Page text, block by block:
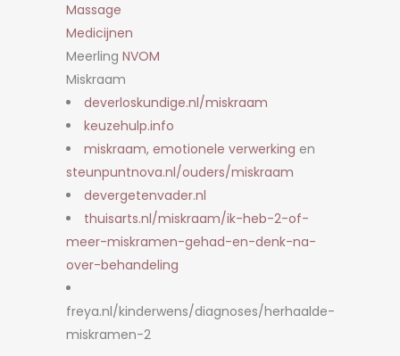
Massage
Medicijnen
Meerling NVOM
Miskraam
deverloskundige.nl/miskraam
keuzehulp.info
miskraam, emotionele verwerking en
steunpuntnova.nl/ouders/miskraam
devergetenvader.nl
thuisarts.nl/miskraam/ik-heb-2-of-
meer-miskramen-gehad-en-denk-na-
over-behandeling
freya.nl/kinderwens/diagnoses/herhaalde-
miskramen-2